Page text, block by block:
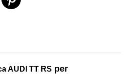
AUDI TT RS per